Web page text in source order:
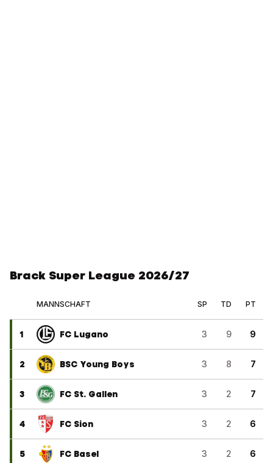
Brack Super League 2026/27
MANNSCHAFT SP TD PT
1 FC Lugano 3 9 9
2 BSC Young Boys 3 8 7
3 FC St. Gallen 3 2 7
4 FC Sion 3 2 6
5 FC Basel 3 2 6